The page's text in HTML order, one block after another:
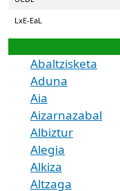
LxE-EaL
Abaltzisketa
Aduna
Aia
Aizarnazabal
Albiztur
Alegia
Alkiza
Altzaga